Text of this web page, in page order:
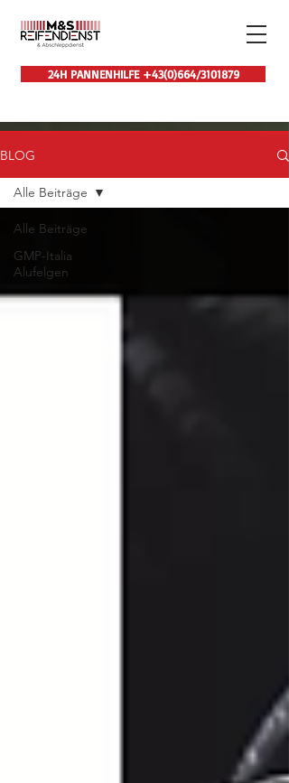
24H PANNENHILFE +43(0)664/3101879
BLOG
Alle Beiträge
GMP-Italia
Alufelgen
Alle Beiträge